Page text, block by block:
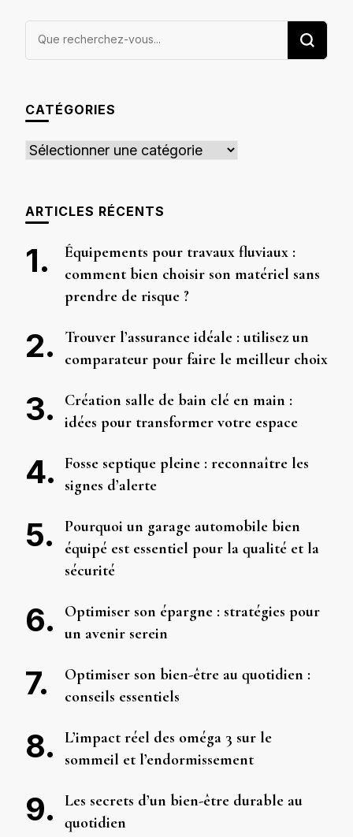
Vous
CATÉGORIES
Catégories
ARTICLES RÉCENTS
Équipements pour travaux fluviaux :
comment bien choisir son matériel sans
prendre de risque ?
Trouver l’assurance idéale : utilisez un
comparateur pour faire le meilleur choix
Création salle de bain clé en main :
idées pour transformer votre espace
Fosse septique pleine : reconnaître les
signes d’alerte
Pourquoi un garage automobile bien
équipé est essentiel pour la qualité et la
sécurité
Optimiser son épargne : stratégies pour
un avenir serein
Optimiser son bien-être au quotidien :
conseils essentiels
L’impact réel des oméga 3 sur le
sommeil et l’endormissement
Les secrets d’un bien-être durable au
quotidien